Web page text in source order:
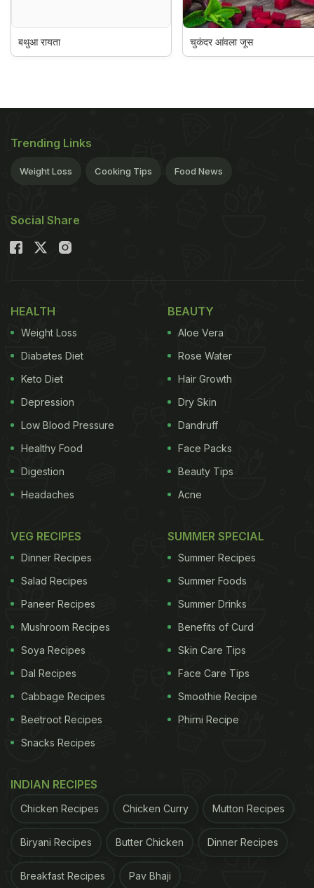
बथुआ रायता चुकंदर आंवला जूस
Trending Links
Weight Loss Cooking Tips Food News
Social Share
HEALTH
Weight Loss
Diabetes Diet
Keto Diet
Depression
Low Blood Pressure
Healthy Food
Digestion
Headaches
BEAUTY
Aloe Vera
Rose Water
Hair Growth
Dry Skin
Dandruff
Face Packs
Beauty Tips
Acne
VEG RECIPES
Dinner Recipes
Salad Recipes
Paneer Recipes
Mushroom Recipes
Soya Recipes
Dal Recipes
Cabbage Recipes
Beetroot Recipes
Snacks Recipes
SUMMER SPECIAL
Summer Recipes
Summer Foods
Summer Drinks
Benefits of Curd
Skin Care Tips
Face Care Tips
Smoothie Recipe
Phirni Recipe
INDIAN RECIPES
Chicken Recipes Chicken Curry Mutton Recipes
Biryani Recipes Butter Chicken Dinner Recipes
Breakfast Recipes Pav Bhaji